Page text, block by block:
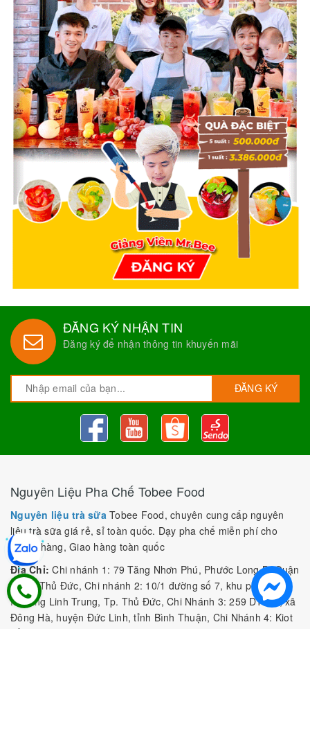
ĐĂNG KÝ NHẬN TIN
Đăng ký để nhận thông tin khuyến mãi
ĐĂNG KÝ
Nguyên Liệu Pha Chế Tobee Food
Nguyên liệu trà sữa Tobee Food, chuyên cung cấp nguyên
liệu trà sữa giá rẻ, sỉ toàn quốc. Dạy pha chế miễn phí cho
khách hàng, Giao hàng toàn quốc
Địa Chỉ: Chi nhánh 1: 79 Tăng Nhơn Phú, Phước Long B, Quận
9, TP. Thủ Đức, Chi nhánh 2: 10/1 đường số 7, khu phố 3,
Phường Linh Trung, Tp. Thủ Đức, Chi Nhánh 3: 259 DT766, xã
Đông Hà, huyện Đức Linh, tỉnh Bình Thuận, Chi Nhánh 4: Kiot
số 1 - Chợ Túy Loan - Đường Quảng Xương - Hòa Phong - Hòa